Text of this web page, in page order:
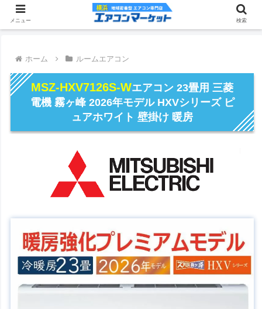
ホーム ルームエアコン
MSZ-HXV7126S-Wエアコン 23畳用 三菱
電機 霧ヶ峰 2026年モデル HXVシリーズ ピ
ュアホワイト 壁掛け 暖房
メニュー 検索